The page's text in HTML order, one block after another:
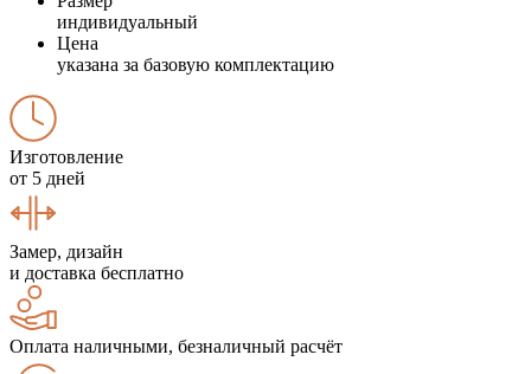
индивидуальный
Цена
указана за базовую комплектацию
Изготовление
от 5 дней
Замер, дизайн
и доставка бесплатно
Оплата наличными, безналичный расчёт